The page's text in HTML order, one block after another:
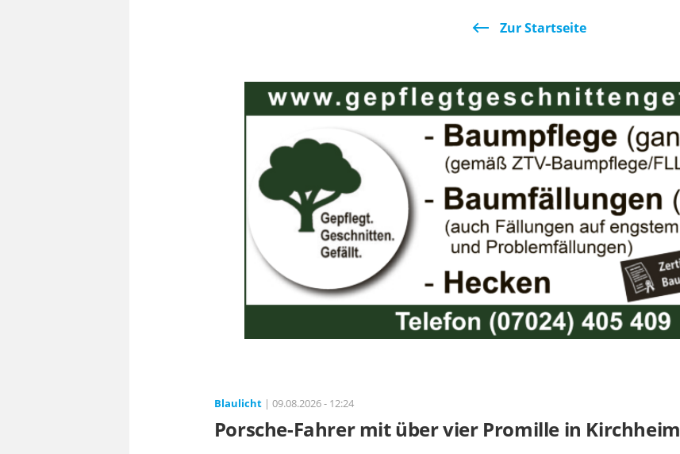
Zur Startseite
Blaulicht| 09.08.2026 - 12:24
Porsche-Fahrer mit über vier Promille in Kirchheim